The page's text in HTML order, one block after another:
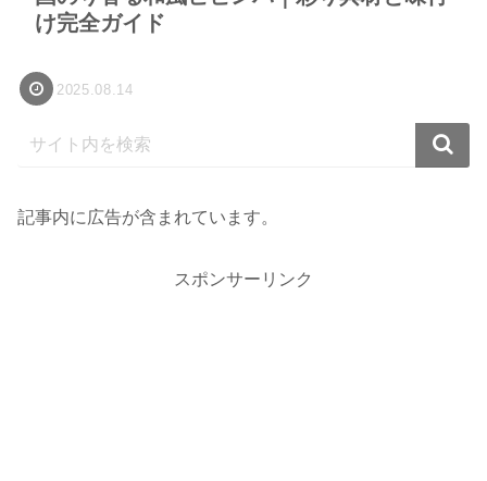
け完全ガイド
2025.08.14
記事内に広告が含まれています。
スポンサーリンク